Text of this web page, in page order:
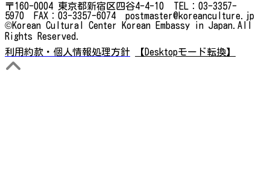
〒160-0004 東京都新宿区四谷4-4-10 TEL：03-3357-
5970 FAX：03-3357-6074 postmaster@koreanculture.jp
©Korean Cultural Center Korean Embassy in Japan.All
Rights Reserved.
利用約款・個人情報処理方針
【Desktopモード転換】